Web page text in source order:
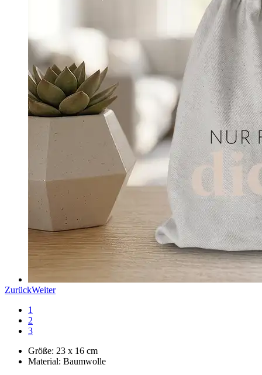
ZurückWeiter
1
2
3
Größe: 23 x 16 cm
Material: Baumwolle